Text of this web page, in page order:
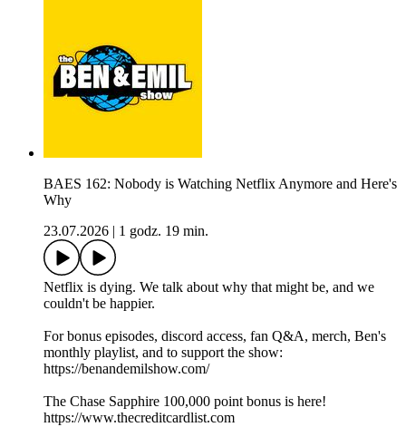
BAES 162: Nobody is Watching Netflix Anymore and Here's
Why
23.07.2026
1 godz. 19 min.
Netflix is dying. We talk about why that might be, and we
couldn't be happier.
For bonus episodes, discord access, fan Q&A, merch, Ben's
monthly playlist, and to support the show:
https://benandemilshow.com/
The Chase Sapphire 100,000 point bonus is here!
https://www.thecreditcardlist.com